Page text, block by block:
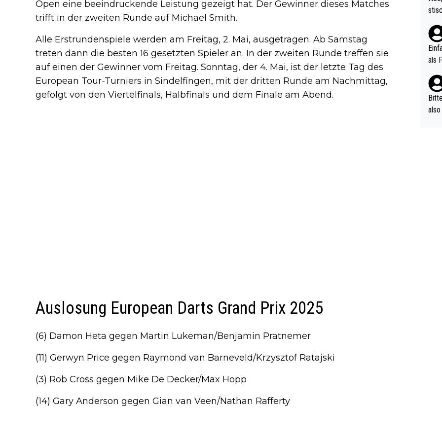
Open eine beeindruckende Leistung gezeigt hat. Der Gewinner dieses Matches
trifft in der zweiten Runde auf Michael Smith.
Alle Erstrundenspiele werden am Freitag, 2. Mai, ausgetragen. Ab Samstag
treten dann die besten 16 gesetzten Spieler an. In der zweiten Runde treffen sie
auf einen der Gewinner vom Freitag. Sonntag, der 4. Mai, ist der letzte Tag des
European Tour-Turniers in Sindelfingen, mit der dritten Runde am Nachmittag,
gefolgt von den Viertelfinals, Halbfinals und dem Finale am Abend.
Auslosung European Darts Grand Prix 2025
(6) Damon Heta gegen Martin Lukeman/Benjamin Pratnemer
(11) Gerwyn Price gegen Raymond van Barneveld/Krzysztof Ratajski
(3) Rob Cross gegen Mike De Decker/Max Hopp
(14) Gary Anderson gegen Gian van Veen/Nathan Rafferty
(in
als
nes
ttler
vV
als